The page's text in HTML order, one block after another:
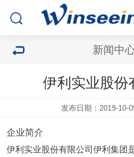
新闻中
伊利实业股份
发布日期：2019-10-
企业简介
伊利实业股份有限公司伊利集团